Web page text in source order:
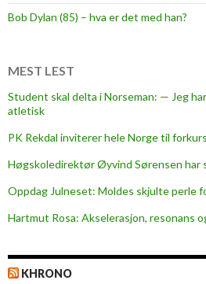
d
l
l
r
i
d
Bob Dylan (85) – hva er det med han?
MEST LEST
Student skal delta i Norseman: — Jeg
atletisk
PK Rekdal inviterer hele Norge til
Høgskoledirektør Øyvind Sørensen har
Oppdag Julneset: Moldes skjulte perle
Hartmut Rosa: Akselerasjon, resonans
KHRONO